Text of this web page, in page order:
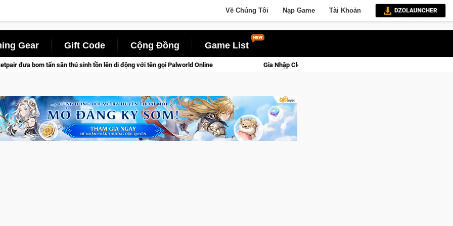
Về Chúng Tôi Nạp Game Tài Khoản
Gear Gift Code Cộng Đồng Game List
thú sinh tồn lên di động với tên gọi Palworld Online Gia Nhập Closed Beta Norse Saga: Cửu Giới Thức Tỉnh, Săn DJI Osmo Pocket 3 Ngay